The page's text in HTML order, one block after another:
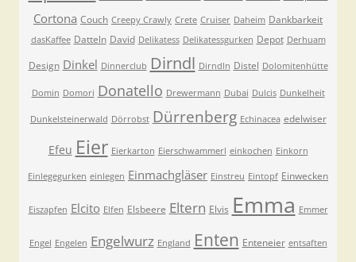
Cortona Couch Creepy Crawly Crete Cruiser Daheim Dankbarkeit
dasKaffee Datteln David Delikatess Delikatessgurken Depot Derhuam
Design Dinkel Dinnerclub Dirndl Dirndln Distel Dolomitenhütte
Domin Domori Donatello Drewermann Dubai Dulcis Dunkelheit
Dunkelsteinerwald Dörrobst Dürrenberg Echinacea edelwiser
Efeu Eier Eierkarton Eierschwammerl einkochen Einkorn
Einlegegurken einlegen Einmachgläser Einstreu Eintopf Einwecken
Eiszapfen Elcito Elfen Elsbeere Eltern Elvis Emma Emmer
Engel Engelen Engelwurz England Enten Enteneier entsaften